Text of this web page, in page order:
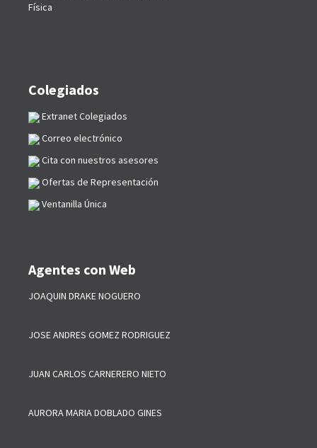
Física
Colegiados
Extranet Colegiados
Correo electrónico
Cita con nuestros asesores
Ofertas de Representación
Ventanilla Única
Agentes con Web
JOAQUIN DRAKE NOGUERO
JOSE ANDRES GOMEZ RODRIGUEZ
JUAN CARLOS CARNERERO NIETO
AURORA MARIA DOBLADO GINES